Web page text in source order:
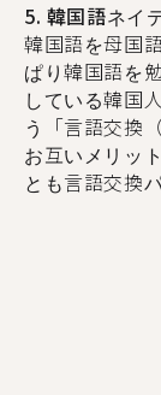
5. 韓国語ネイ
韓国語を母国
ぱり韓国語を
している韓国
う「言語交換
お互いメリッ
とも言語交換